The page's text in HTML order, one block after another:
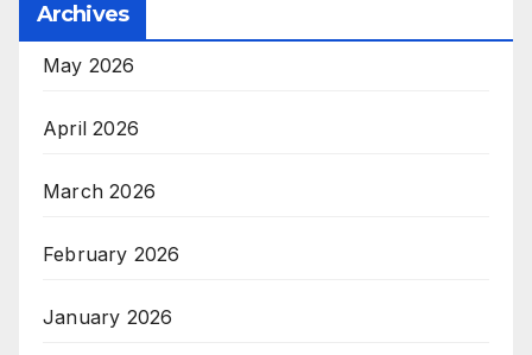
Archives
May 2026
April 2026
March 2026
February 2026
January 2026